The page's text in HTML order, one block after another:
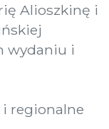
Alioszkinę i
wydaniu i
regionalne